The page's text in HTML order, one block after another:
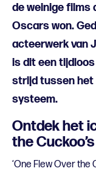
de weinige films
Oscars won.
acteerwerk van
is dit een
strijd tussen het
systeem.
Ontdek het
the
‘One Flew Over the